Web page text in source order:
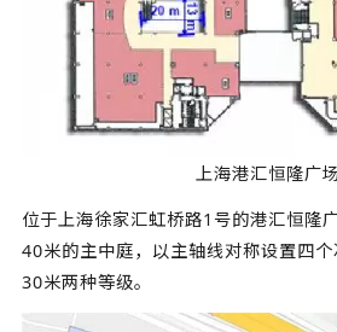
上海港汇恒隆广
位于上海徐家汇虹桥路1号的港汇恒隆
40米的主中庭，以主轴线对称设置四
30米两种等级。